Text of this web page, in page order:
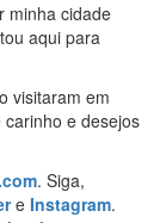
minha cidade
aqui para
visitaram em
e desejos
. Siga,
e Instagram.